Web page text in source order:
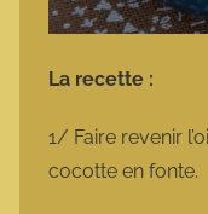
La recette :
1/ Faire revenir
cocotte en fonte.